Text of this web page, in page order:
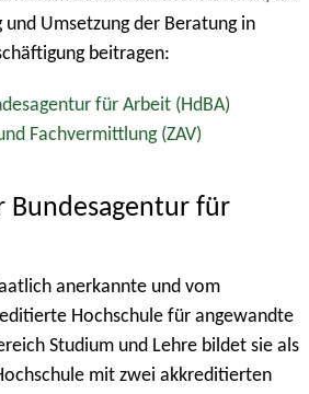
Umsetzung der Beratung in
beitragen:
für Arbeit (HdBA)
Fachvermittlung (ZAV)
Bundesagentur für
anerkannte und vom
Hochschule für angewandte
Studium und Lehre bildet sie als
mit zwei akkreditierten